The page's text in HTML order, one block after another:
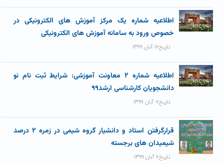
اطلاعیه شماره یک مرکز آموزش های الکترونیکی در
خصوص ورود به سامانه آموزش های الکترونیکی
تاریخ۱۶ آبان ۱۳۹۹
اطلاعیه شماره ۲ معاونت آموزشی: شرایط ثبت نام نو
دانشجویان کارشناسی ارشد۹۹
تاریخ۷ آبان ۱۳۹۹
قرارگرفتن استاد و دانشیار گروه شیمی در زمره ۲ درصد
شیمیدان های برجسته
تاریخ۶ آبان ۱۳۹۹